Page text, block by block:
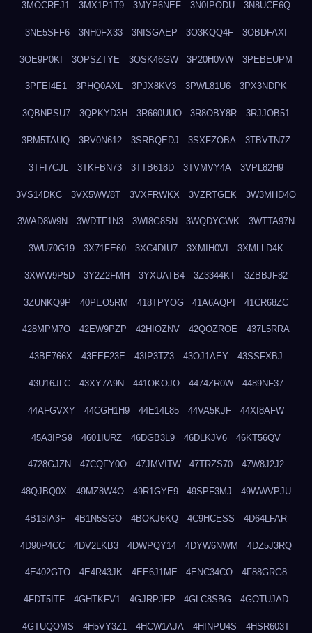
3MOCREJ1 3MX1P1T9 3MYP6NEF 3N0IPODU 3N8UCE6Q
3NE5SFF6 3NH0FX33 3NISGAEP 3O3KQQ4F 3OBDFAXI
3OE9P0KI 3OPSZTYE 3OSK46GW 3P20H0VW 3PEBEUPM
3PFEI4E1 3PHQ0AXL 3PJX8KV3 3PWL81U6 3PX3NDPK
3QBNPSU7 3QPKYD3H 3R660UUO 3R8OBY8R 3RJJOB51
3RM5TAUQ 3RV0N612 3SRBQEDJ 3SXFZOBA 3TBVTN7Z
3TFI7CJL 3TKFBN73 3TTB618D 3TVMVY4A 3VPL82H9
3VS14DKC 3VX5WW8T 3VXFRWKX 3VZRTGEK 3W3MHD4O
3WAD8W9N 3WDTF1N3 3WI8G8SN 3WQDYCWK 3WTTA97N
3WU70G19 3X71FE60 3XC4DIU7 3XMIH0VI 3XMLLD4K
3XWW9P5D 3Y2Z2FMH 3YXUATB4 3Z3344KT 3ZBBJF82
3ZUNKQ9P 40PEO5RM 418TPYOG 41A6AQPI 41CR68ZC
428MPM7O 42EW9PZP 42HIOZNV 42QOZROE 437L5RRA
43BE766X 43EEF23E 43IP3TZ3 43OJ1AEY 43SSFXBJ
43U16JLC 43XY7A9N 441OKOJO 4474ZR0W 4489NF37
44AFGVXY 44CGH1H9 44E14L85 44VA5KJF 44XI8AFW
45A3IPS9 4601IURZ 46DGB3L9 46DLKJV6 46KT56QV
4728GJZN 47CQFY0O 47JMVITW 47TRZS70 47W8J2J2
48QJBQ0X 49MZ8W4O 49R1GYE9 49SPF3MJ 49WWVPJU
4B13IA3F 4B1N5SGO 4BOKJ6KQ 4C9HCESS 4D64LFAR
4D90P4CC 4DV2LKB3 4DWPQY14 4DYW6NWM 4DZ5J3RQ
4E402GTO 4E4R43JK 4EE6J1ME 4ENC34CO 4F88GRG8
4FDT5ITF 4GHTKFV1 4GJRPJFP 4GLC8SBG 4GOTUJAD
4GTUQOMS 4H5VY3Z1 4HCW1AJA 4HINPU4S 4HSR603T